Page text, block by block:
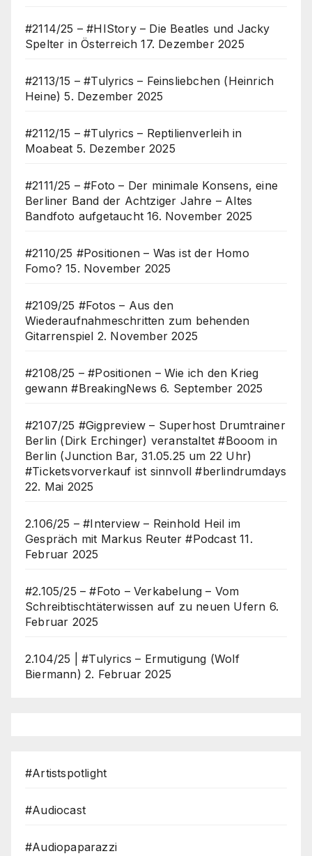
#2114/25 – #HIStory – Die Beatles und Jacky
Spelter in Österreich 17. Dezember 2025
#2113/15 – #Tulyrics – Feinsliebchen (Heinrich
Heine) 5. Dezember 2025
#2112/15 – #Tulyrics – Reptilienverleih in
Moabeat 5. Dezember 2025
#2111/25 – #Foto – Der minimale Konsens, eine
Berliner Band der Achtziger Jahre – Altes
Bandfoto aufgetaucht 16. November 2025
#2110/25 #Positionen – Was ist der Homo
Fomo? 15. November 2025
#2109/25 #Fotos – Aus den
Wiederaufnahmeschritten zum behenden
Gitarrenspiel 2. November 2025
#2108/25 – #Positionen – Wie ich den Krieg
gewann #BreakingNews 6. September 2025
#2107/25 #Gigpreview – Superhost Drumtrainer
Berlin (Dirk Erchinger) veranstaltet #Booom in
Berlin (Junction Bar, 31.05.25 um 22 Uhr)
#Ticketsvorverkauf ist sinnvoll #berlindrumdays
22. Mai 2025
2.106/25 – #Interview – Reinhold Heil im
Gespräch mit Markus Reuter #Podcast 11.
Februar 2025
#2.105/25 – #Foto – Verkabelung – Vom
Schreibtischtäterwissen auf zu neuen Ufern 6.
Februar 2025
2.104/25 | #Tulyrics – Ermutigung (Wolf
Biermann) 2. Februar 2025
#Artistspotlight
#Audiocast
#Audiopaparazzi